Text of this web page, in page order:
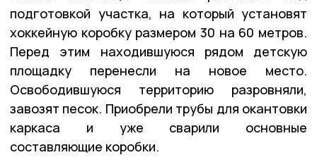
подготовкой участка, на который установят
хоккейную коробку размером 30 на 60 метров.
Перед этим находившуюся рядом детскую
площадку перенесли на новое место.
Освободившуюся территорию разровняли,
завозят песок. Приобрели трубы для окантовки
каркаса и уже сварили основные
составляющие коробки.